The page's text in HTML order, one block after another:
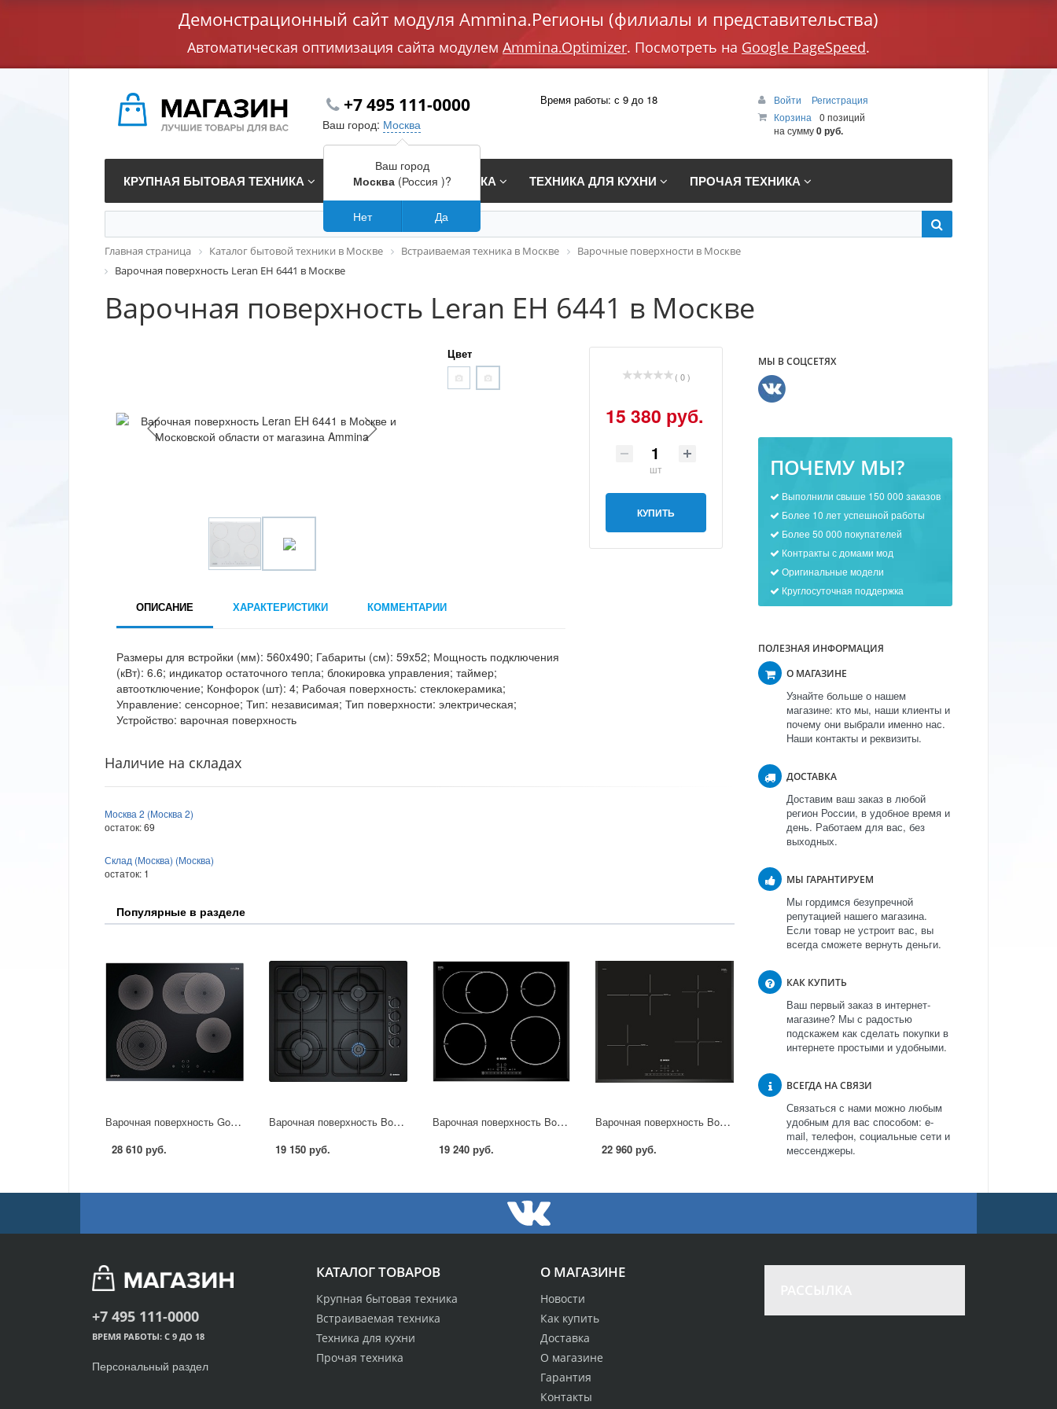
Демонстрационный сайт модуля Ammina.Регионы (филиалы и представительства)
Автоматическая оптимизация сайта модулем Ammina.Optimizer. Посмотреть на Google PageSpeed.
+7 495 111-0000
Ваш город: Москва
Время работы: с 9 до 18 Войти
Регистрация
Корзина
0 позиций
на сумму0 руб.
КРУПНАЯ БЫТОВАЯ ТЕХНИКА ВСТРАИВАЕМАЯ ТЕХНИКА ТЕХНИКА ДЛЯ КУХНИ ПРОЧАЯ ТЕХНИКА
Главная страница Каталог бытовой техники в Москве Встраиваемая техника в Москве
Варочные поверхности в Москве
Варочная поверхность Leran EH 6441 в Москве
Варочная поверхность Leran EH 6441 в Москве
Цвет
( 0 )
15 380 руб.
шт
КУПИТЬ
ОПИСАНИЕ ХАРАКТЕРИСТИКИ КОММЕНТАРИИ
Размеры для встройки (мм): 560x490; Габариты (см): 59x52; Мощность подключения
(кВт): 6.6; индикатор остаточного тепла; блокировка управления; таймер;
автоотключение; Конфорок (шт): 4; Рабочая поверхность: стеклокерамика;
Управление: сенсорное; Тип: независимая; Тип поверхности: электрическая;
Устройство: варочная поверхность
Наличие на складах
Москва 2 (Москва 2)
остаток:69
Склад (Москва) (Москва)
остаток: 1
Популярные в разделе
Варочная поверхность Gorenje ECT 680 ORA в Москве
28 610 руб.
Варочная поверхность Bosch POP 6B6 B80 в Москве
19 150 руб.
Варочная поверхность Bosch PIB 651 F17E в Москве
19 240 руб.
Варочная поверхность Bosch PIF 651 FB1E в Москве
22 960 руб.
МЫ В СОЦСЕТЯХ
ПОЧЕМУ МЫ?
Выполнили свыше 150 000 заказов
Более 10 лет успешной работы
Более 50 000 покупателей
Контракты с домами мод
Оригинальные модели
Круглосуточная поддержка
ПОЛЕЗНАЯ ИНФОРМАЦИЯ
О МАГАЗИНЕ
Узнайте больше о нашем
магазине: кто мы, наши клиенты и
почему они выбрали именно нас.
Наши контакты и реквизиты.
ДОСТАВКА
Доставим ваш заказ в любой
регион России, в удобное время и
день. Работаем для вас, без
выходных.
МЫ ГАРАНТИРУЕМ
Мы гордимся безупречной
репутацией нашего магазина.
Если товар не устроит вас, вы
всегда сможете вернуть деньги.
КАК КУПИТЬ
Ваш первый заказ в интернет-
магазине? Мы с радостью
подскажем как сделать покупки в
интернете простыми и удобными.
ВСЕГДА НА СВЯЗИ
Связаться с нами можно любым
удобным для вас способом: e-
mail, телефон, социальные сети и
мессенджеры.
О МАГАЗИНЕ
Новости
Как купить
Доставка
О магазине
Гарантия
Контакты
КАТАЛОГ ТОВАРОВ
Крупная бытовая техника
Встраиваемая техника
Техника для кухни
Прочая техника
+7 495 111-0000
ВРЕМЯ РАБОТЫ: С 9 ДО 18
Персональный раздел
Ваш город
Москва(Россия )?
Нет Да